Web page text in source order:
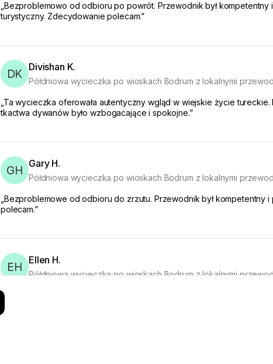
„Bezproblemowo od odbioru po powrót. Przewodnik był
turystyczny. Zdecydowanie polecam.”
DK
Divishan K.
Półdniowa wycieczka po wioskach Bodrum z lokalnymi
„Ta wycieczka oferowała autentyczny wgląd w wiejskie życie
tkactwa dywanów było wzbogacające i spokojne.”
GH
Gary H.
Półdniowa wycieczka po wioskach Bodrum z lokalnymi
„Bezproblemowe od odbioru do zrzutu. Przewodnik był
polecam.”
EH
Ellen H.
Półdniowa wycieczka po wioskach Bodrum z lokalnymi
"Perfekcyjne dla rodzin! Nasze dzieci były zachwycone zwierzętami w